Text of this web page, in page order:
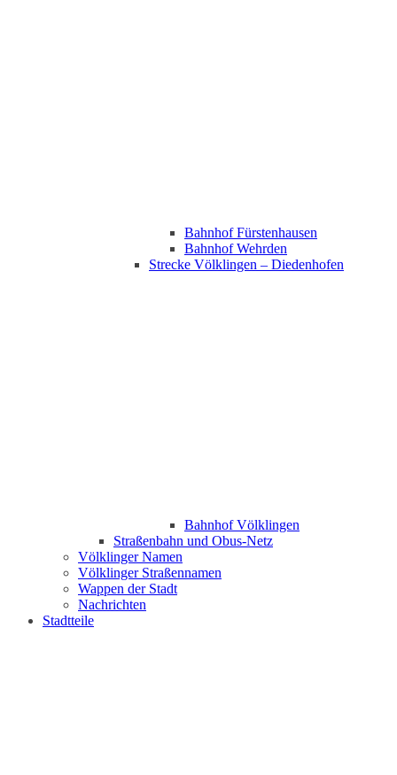
Bahnhof Fürstenhausen
Bahnhof Wehrden
Strecke Völklingen – Diedenhofen
Bahnhof Völklingen
Straßenbahn und Obus-Netz
Völklinger Namen
Völklinger Straßennamen
Wappen der Stadt
Nachrichten
Stadtteile